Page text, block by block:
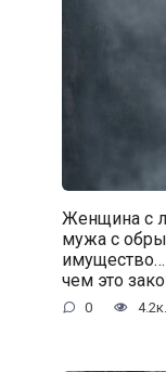
Женщина с
мужа с
чем это
0 4.2к.